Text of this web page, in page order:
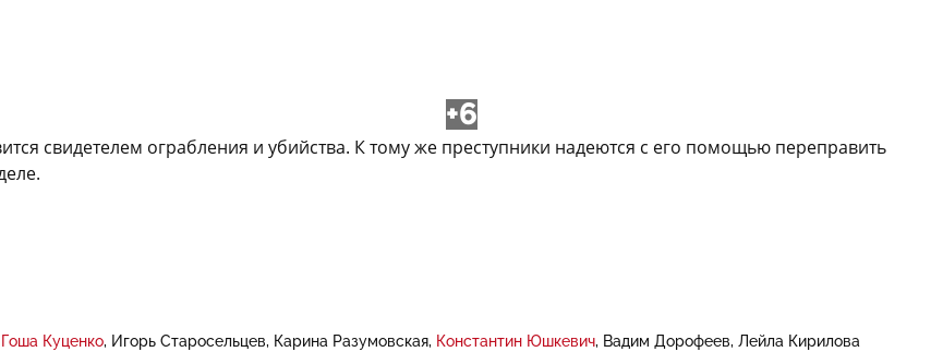
+6
свидетелем ограбления и убийства. К тому же преступники надеются с его помощью переправить
Гоша Куценко Игорь Старосельцев Карина Разумовская Константин Юшкевич Вадим Дорофеев Лейла Кирилова